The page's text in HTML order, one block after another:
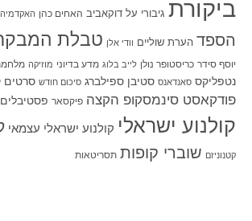
ביקורת גיבורי על דוקאביב האחים כהן האקדמיה
הספד הערת שוליים וודי אלן טבלת
יוסף סידר כריסטופר נולן לייב בלוג מדע בדיוני מוזיקה
נטפליקס סאנדאנס סטיבן ספילברג סיכום חודש סרטים
פודקאסט סינמסקופ הקצה פיקסאר פסטיבלים
קולנוע ישראלי קולנוע ישראלי עצמאי
קטנוניזם שוברי קופות תסריטאות